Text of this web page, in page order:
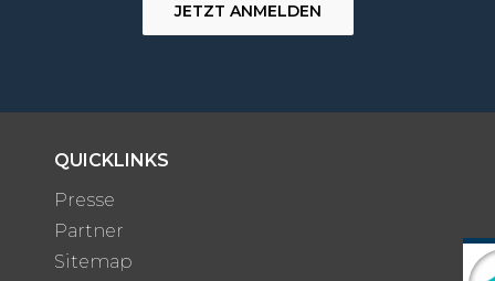
JETZT ANMELDEN
QUICKLINKS
Presse
Partner
Sitemap